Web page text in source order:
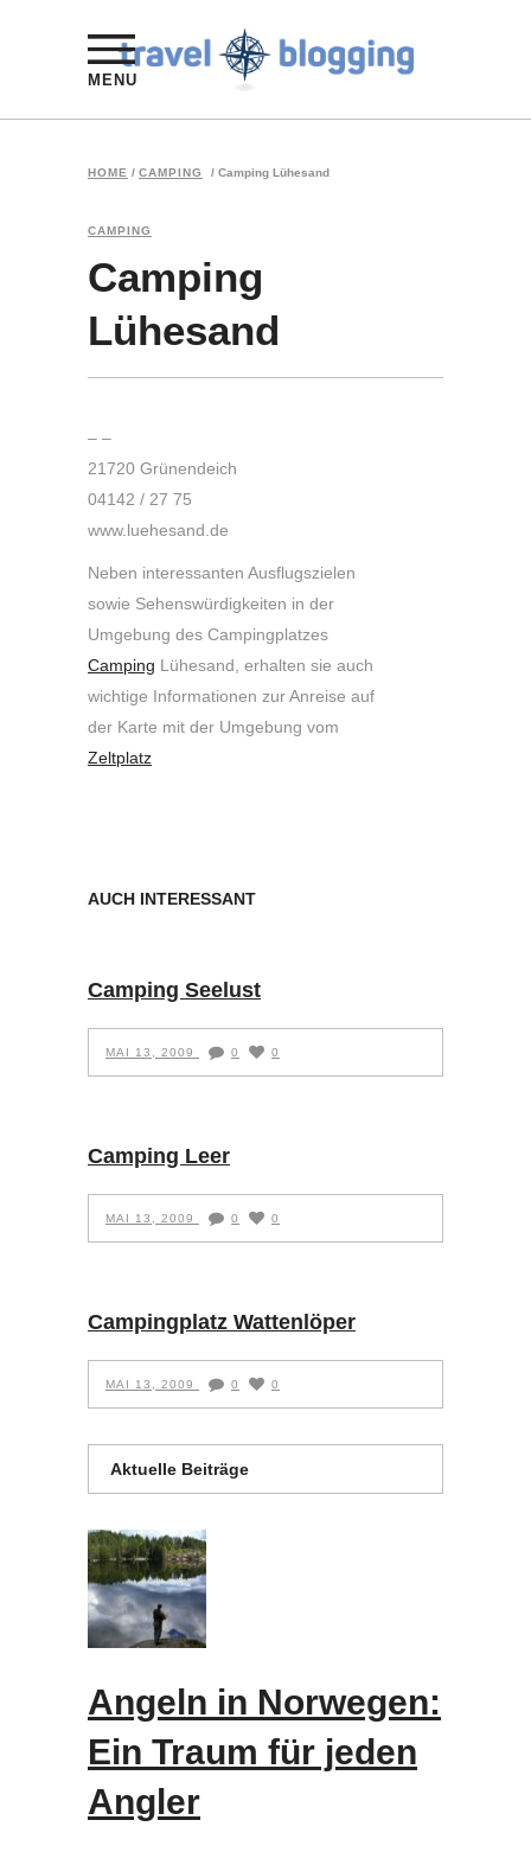
MENU
HOME / CAMPING / Camping Lühesand
CAMPING
Camping
Lühesand
– –
21720 Grünendeich
04142 / 27 75
www.luehesand.de
Neben interessanten Ausflugszielen
sowie Sehenswürdigkeiten in der
Umgebung des Campingplatzes
Camping Lühesand, erhalten sie auch
wichtige Informationen zur Anreise auf
der Karte mit der Umgebung vom
Zeltplatz
AUCH INTERESSANT
Camping Seelust
MAI 13, 2009 0 0
Camping Leer
MAI 13, 2009 0 0
Campingplatz Wattenlöper
MAI 13, 2009 0 0
Aktuelle Beiträge
Angeln in Norwegen:
Ein Traum für jeden
Angler